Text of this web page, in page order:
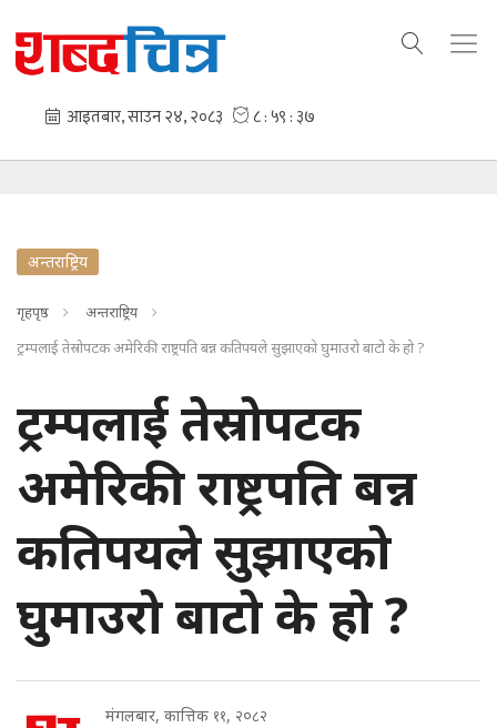
अन्तराष्ट्रिय
गृहपृष्ठ
अन्तराष्ट्रिय
ट्रम्पलाई तेस्रोपटक अमेरिकी राष्ट्रपति बन्न कतिपयले सुझाएको घुमाउरो बाटो के हो ?
ट्रम्पलाई तेस्रोपटक
अमेरिकी राष्ट्रपति बन्न
कतिपयले सुझाएको
घुमाउरो बाटो के हो ?
मंगलबार, कात्तिक ११, २०८२